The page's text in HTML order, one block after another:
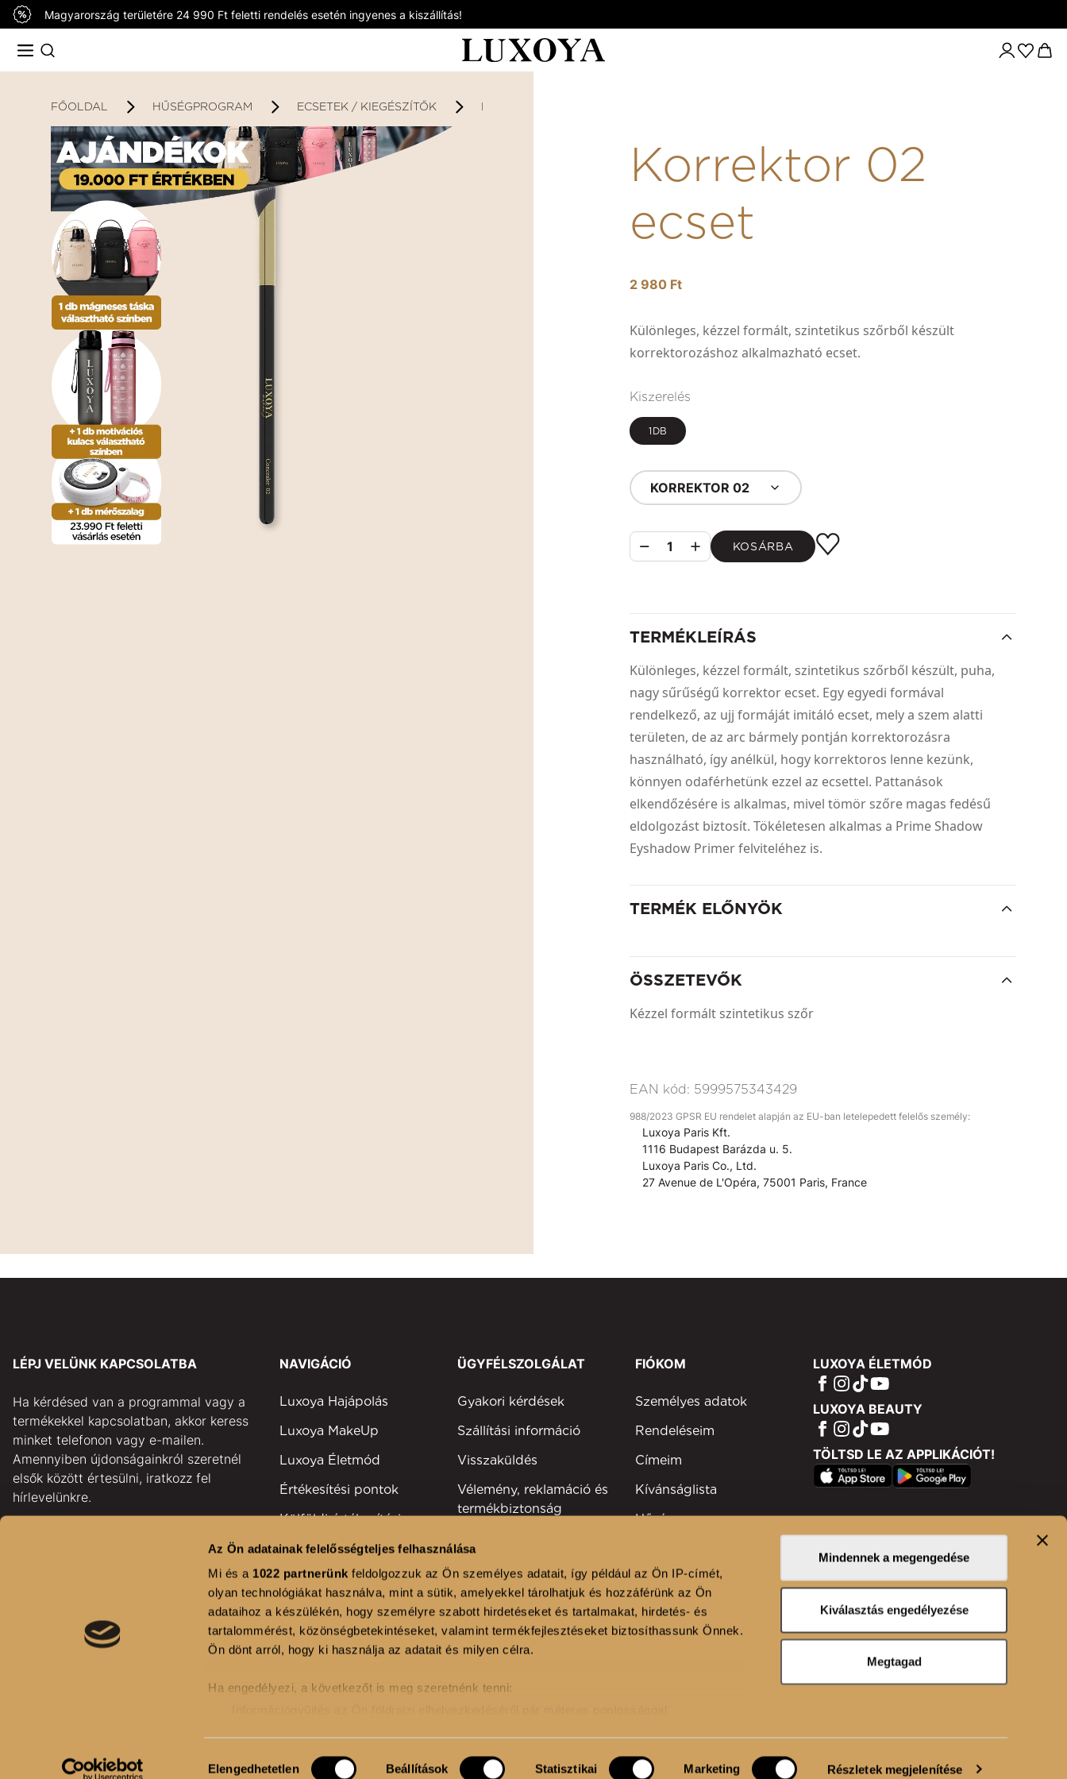
Az Ön adatainak felelősségteljes felhasználása
Mi és a 1022 partnerünk feldolgozzuk az Ön személyes adatait, így például az Ön IP-címét,
olyan technológiákat használva, mint a sütik, amelyekkel tárolhatjuk és hozzáférünk az Ön
adataihoz a készülékén, hogy személyre szabott hirdetéseket és tartalmakat, hirdetés- és
tartalommérést, közönségbetekintéseket, valamint termékfejlesztéseket biztosíthassunk Önnek.
Ön dönt arról, hogy ki használja az adatait és milyen célra.
Ha engedélyezi, a következőt is meg szeretnénk tenni:
Tudjon meg többet személyes adatainak feldolgozási módjairól és adja meg preferenciáit a
Elengedhetetlen Beállítások Statisztikai Marketing Részletek megjelenítése
Mindennek a megengedése
Kiválasztás engedélyezése
Megtagad
Magyarország területére 24 990 Ft feletti rendelés esetén ingyenes a kiszállítás!
FŐOLDAL HŰSÉGPROGRAM ECSETEK / KIEGÉSZÍTŐK KORREKTOR 02 ECSET
Korrektor 02
ecset
2 980 Ft
Különleges, kézzel formált, szintetikus szőrből készült
korrektorozáshoz alkalmazható ecset.
Kiszerelés
1DB
KORREKTOR 02
1 KOSÁRBA
TERMÉKLEÍRÁS
Különleges, kézzel formált, szintetikus szőrből készült, puha,
nagy sűrűségű korrektor ecset. Egy egyedi formával
rendelkező, az ujj formáját imitáló ecset, mely a szem alatti
területen, de az arc bármely pontján korrektorozásra
használható, így anélkül, hogy korrektoros lenne kezünk,
könnyen odaférhetünk ezzel az ecsettel. Pattanások
elkendőzésére is alkalmas, mivel tömör szőre magas fedésű
eldolgozást biztosít. Tökéletesen alkalmas a Prime Shadow
Eyshadow Primer felviteléhez is.
TERMÉK ELŐNYÖK
ÖSSZETEVŐK
Kézzel formált szintetikus szőr
EAN kód: 5999575343429
988/2023 GPSR EU rendelet alapján az EU-ban letelepedett felelős személy:
Luxoya Paris Kft.
1116 Budapest Barázda u. 5.
Luxoya Paris Co., Ltd.
27 Avenue de L'Opéra, 75001 Paris, France
LÉPJ VELÜNK KAPCSOLATBA
Ha kérdésed van a programmal vagy a
termékekkel kapcsolatban, akkor keress
minket telefonon vagy e-mailen.
Amennyiben újdonságainkról szeretnél
elsők között értesülni, iratkozz fel
hírlevelünkre.
HÍRLEVÉL FELIRATKOZÁS
NAVIGÁCIÓ
Luxoya Hajápolás
Luxoya MakeUp
Luxoya Életmód
Értékesítési pontok
Külföldi értékesítési
Területi képviselők
Fodrászszalonok
Kihívás
ÜGYFÉLSZOLGÁLAT
Gyakori kérdések
Szállítási információ
Visszaküldés
Vélemény, reklamáció és
termékbiztonság
FIÓKOM
Személyes adatok
Rendeléseim
Címeim
Kívánságlista
Hűségprogram
LUXOYA ÉLETMÓD
LUXOYA BEAUTY
TÖLTSD LE AZ APPLIKÁCIÓT!
2024 Luxoya, Minden Jog Fenntartva Adatkezelési tájékoztatóÁltalános Szerződési Feltételek Nyereményjáték szabályzat